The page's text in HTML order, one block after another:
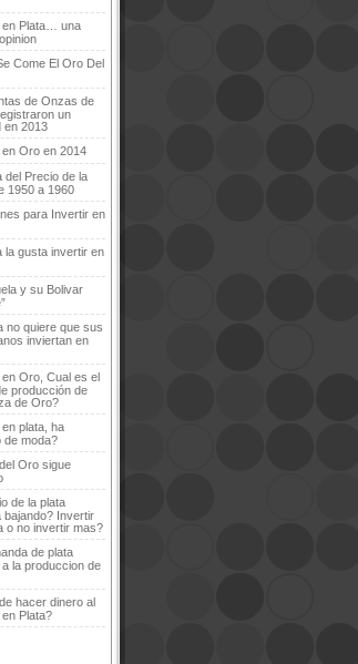
en Plata… una
Come El Oro Del
de Onzas de
un
en 2013
Oro en 2014
del Precio de la
1950 a 1960
para Invertir en
la gusta invertir en
y su Bolivar
no quiere que sus
inviertan en
Oro, Cual es el
producción de
de Oro?
plata, ha
de moda?
Oro sigue
de la plata
bajando? Invertir
o no invertir mas?
de plata
la produccion de
hacer dinero al
Plata?